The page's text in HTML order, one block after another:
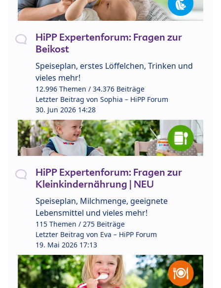
HiPP Expertenforum: Fragen zur
Beikost
Speiseplan, erstes Löffelchen, Trinken und
vieles mehr!
12.996 Themen / 34.376 Beiträge
Letzter Beitrag von Sophia – HiPP Forum
30. Jun 2026 14:28
HiPP Expertenforum: Fragen zur
Kleinkindernährung | NEU
Speiseplan, Milchmenge, geeignete
Lebensmittel und vieles mehr!
115 Themen / 275 Beiträge
Letzter Beitrag von Eva – HiPP Forum
19. Mai 2026 17:13